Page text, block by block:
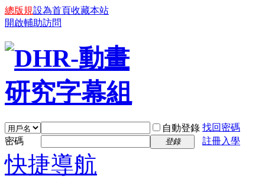
總版規設為首頁收藏本站
開啟輔助訪問
自動登錄 找回密碼
密碼
登錄 註冊入學
快捷導航